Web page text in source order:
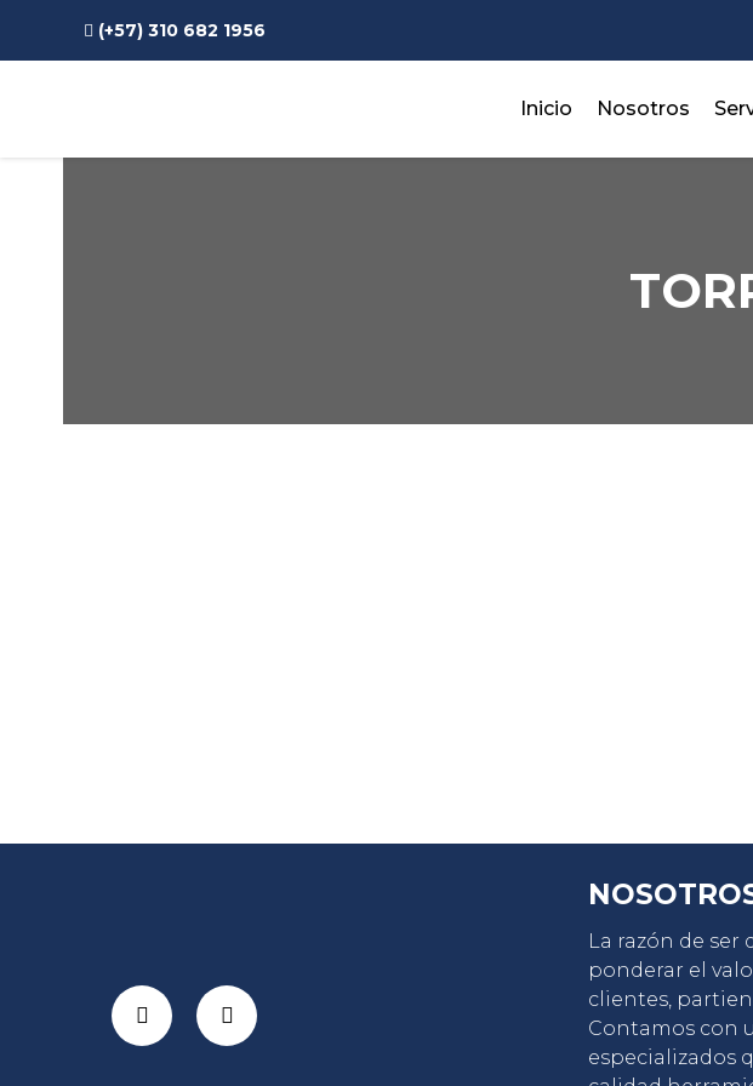
(+57) 310 682 1956
Inicio Nosotros
La razón de ser
ponderar el
clientes,
Contamos con
especializados